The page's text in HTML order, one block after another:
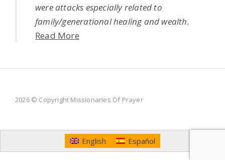
were attacks especially related to
family/generational healing and wealth.
Read More
2026 © Copyright Missionaries Of Prayer
English Español